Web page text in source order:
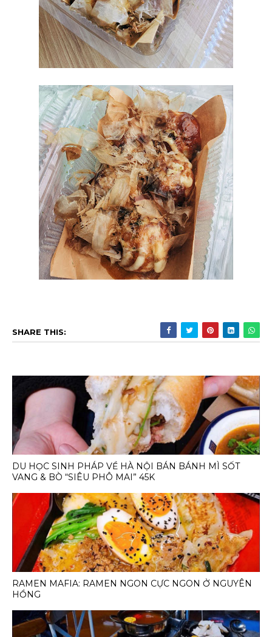
SHARE THIS:
DU HỌC SINH PHÁP VỀ HÀ NỘI BÁN BÁNH MÌ SỐT
VANG & BÒ “SIÊU PHÔ MAI” 45K
RAMEN MAFIA: RAMEN NGON CỰC NGON Ở NGUYÊN
HỒNG